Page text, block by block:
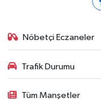
Nöbetçi Eczaneler
Trafik Durumu
Tüm Manşetler